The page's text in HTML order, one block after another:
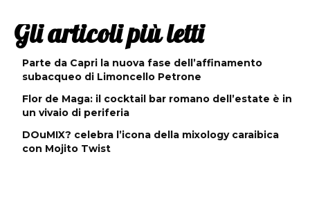
Gli articoli più letti
Parte da Capri la nuova fase dell’affinamento
subacqueo di Limoncello Petrone
Flor de Maga: il cocktail bar romano dell’estate è in
un vivaio di periferia
DOuMIX? celebra l’icona della mixology caraibica
con Mojito Twist